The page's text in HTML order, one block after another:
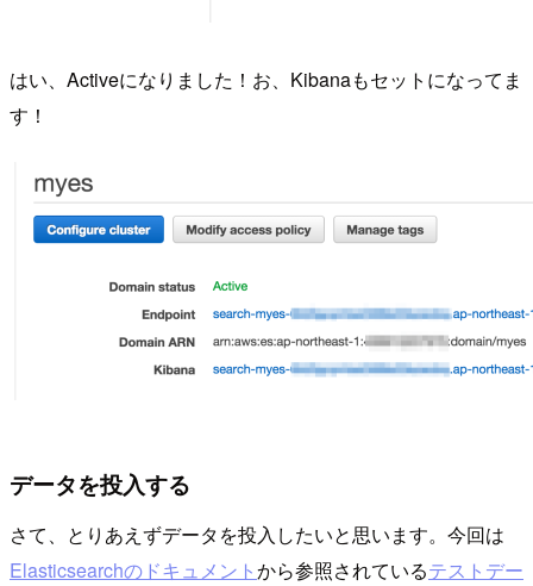
はい、Activeになりました！お、Kibanaもセットになってま
す！
データを投入する
さて、とりあえずデータを投入したいと思います。今回は
Elasticsearchのドキュメントから参照されているテストデー